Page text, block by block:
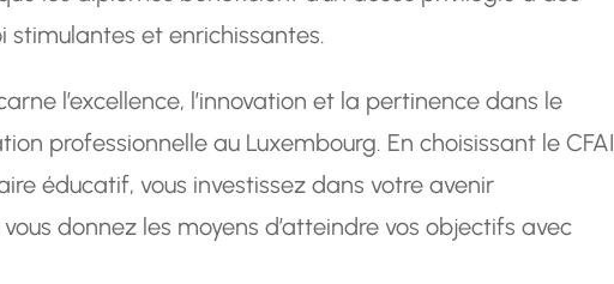
stimulantes et enrichissantes.
l’excellence, l’innovation et la pertinence dans le
professionnelle au Luxembourg. En choisissant le CFAI
éducatif, vous investissez dans votre avenir
donnez les moyens d’atteindre vos objectifs avec